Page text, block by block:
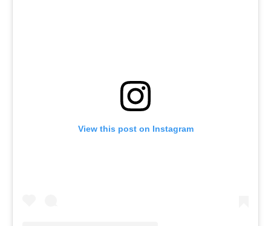
View this post on Instagram